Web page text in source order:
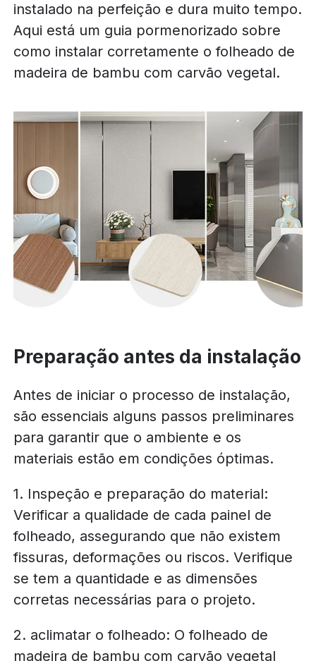
instalado na perfeição e dura muito tempo.
Aqui está um guia pormenorizado sobre
como instalar corretamente o folheado de
madeira de bambu com carvão vegetal.
Preparação antes da instalação
Antes de iniciar o processo de instalação,
são essenciais alguns passos preliminares
para garantir que o ambiente e os
materiais estão em condições óptimas.
1. Inspeção e preparação do material:
Verificar a qualidade de cada painel de
folheado, assegurando que não existem
fissuras, deformações ou riscos. Verifique
se tem a quantidade e as dimensões
corretas necessárias para o projeto.
2. aclimatar o folheado: O folheado de
madeira de bambu com carvão vegetal